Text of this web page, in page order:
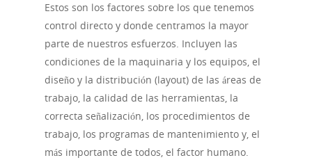
Estos son los factores sobre los que tenemos
control directo y donde centramos la mayor
parte de nuestros esfuerzos. Incluyen las
condiciones de la maquinaria y los equipos, el
diseño y la distribución (layout) de las áreas de
trabajo, la calidad de las herramientas, la
correcta señalización, los procedimientos de
trabajo, los programas de mantenimiento y, el
más importante de todos, el factor humano.